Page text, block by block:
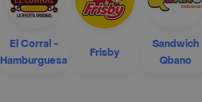
El Corral -
Hamburguesa
Frisby
Sandwich
Qbano